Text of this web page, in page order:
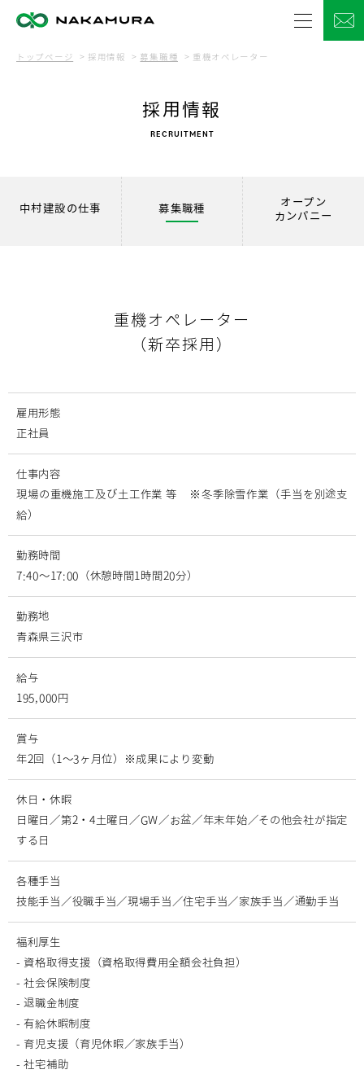
トップページ 採用情報 募集職種 重機オペレーター
採用情報
RECRUITMENT
中村建設の仕事 募集職種
オープン
カンパニー
重機オペレーター
（新卒採用）
雇用形態
正社員
仕事内容
現場の重機施工及び土工作業 等 ※冬季除雪作業（手当を別途支
給）
勤務時間
7:40～17:00（休憩時間1時間20分）
勤務地
青森県三沢市
給与
195,000円
賞与
年2回（1～3ヶ月位）※成果により変動
休日・休暇
日曜日／第2・4土曜日／GW／お盆／年末年始／その他会社が指定
する日
各種手当
技能手当／役職手当／現場手当／住宅手当／家族手当／通勤手当
福利厚生
- 資格取得支援（資格取得費用全額会社負担）
- 社会保険制度
- 退職金制度
- 有給休暇制度
- 育児支援（育児休暇／家族手当）
- 社宅補助